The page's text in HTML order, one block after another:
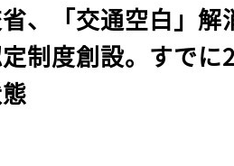
省、「交通空白」解
制度創設。すでに